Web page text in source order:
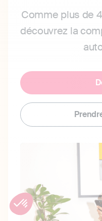
Comme plus de
découvrez la